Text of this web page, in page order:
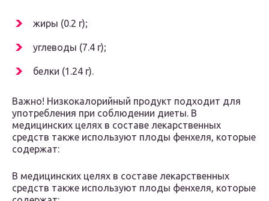
жиры (0.2 г);
углеводы (7.4 г);
белки (1.24 г).
Важно! Низкокалорийный продукт подходит для
употребления при соблюдении диеты. В
медицинских целях в составе лекарственных
средств также используют плоды фенхеля, которые
содержат:
В медицинских целях в составе лекарственных
средств также используют плоды фенхеля, которые